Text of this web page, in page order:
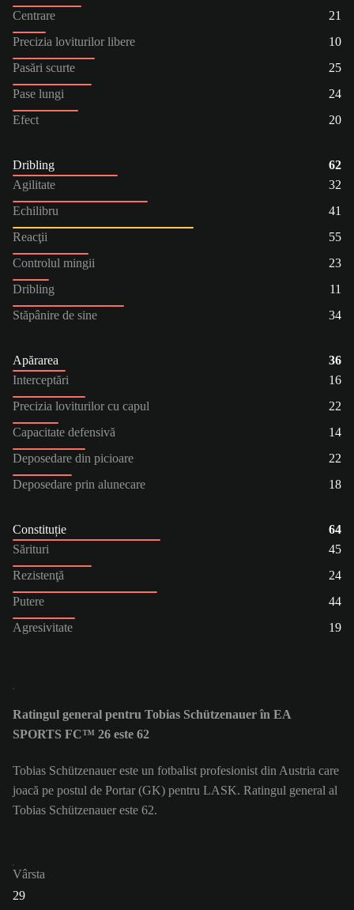
Centrare
21
Precizia loviturilor libere
10
Pasări scurte
25
Pase lungi
24
Efect
20
Dribling
62
Agilitate
32
Echilibru
41
Reacţii
55
Controlul mingii
23
Dribling
11
Stăpânire de sine
34
Apărarea
36
Interceptări
16
Precizia loviturilor cu capul
22
Capacitate defensivă
14
Deposedare din picioare
22
Deposedare prin alunecare
18
Constituție
64
Sărituri
45
Rezistenţă
24
Putere
44
Agresivitate
19
Ratingul general pentru Tobias Schützenauer în EA
SPORTS FC™ 26 este 62
Tobias Schützenauer este un fotbalist profesionist din Austria care
joacă pe postul de Portar (GK) pentru LASK. Ratingul general al
Tobias Schützenauer este 62.
Vârsta
29